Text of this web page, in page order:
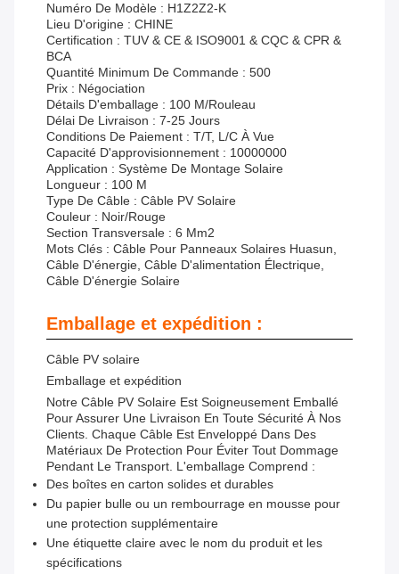
Numéro De Modèle : H1Z2Z2-K
Lieu D'origine : CHINE
Certification : TUV & CE & ISO9001 & CQC & CPR &
BCA
Quantité Minimum De Commande : 500
Prix : Négociation
Détails D'emballage : 100 M/rouleau
Délai De Livraison : 7-25 Jours
Conditions De Paiement : T/T, L/C À Vue
Capacité D'approvisionnement : 10000000
Application : Système De Montage Solaire
Longueur : 100 M
Type De Câble : Câble PV Solaire
Couleur : Noir/Rouge
Section Transversale : 6 Mm2
Mots Clés : Câble Pour Panneaux Solaires Huasun,
Câble D'énergie, Câble D'alimentation Électrique,
Câble D'énergie Solaire
Emballage et expédition :
Câble PV solaire
Emballage et expédition
Notre Câble PV Solaire Est Soigneusement Emballé
Pour Assurer Une Livraison En Toute Sécurité À Nos
Clients. Chaque Câble Est Enveloppé Dans Des
Matériaux De Protection Pour Éviter Tout Dommage
Pendant Le Transport. L'emballage Comprend :
Des boîtes en carton solides et durables
Du papier bulle ou un rembourrage en mousse pour
une protection supplémentaire
Une étiquette claire avec le nom du produit et les
spécifications